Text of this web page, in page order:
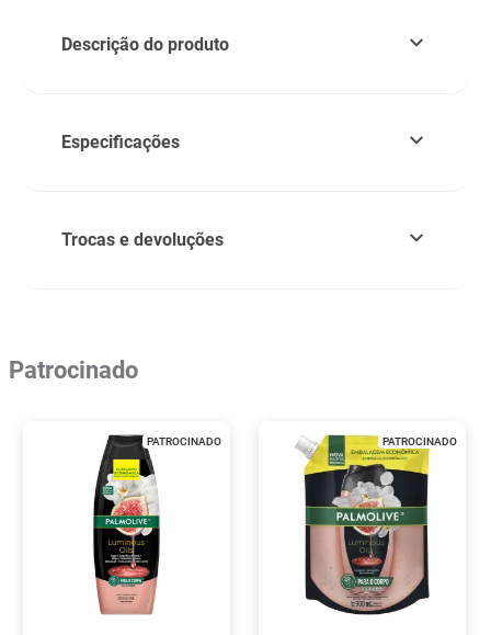
Descrição do produto
Especificações
Trocas e devoluções
Patrocinado
PATROCINADO PATROCINADO